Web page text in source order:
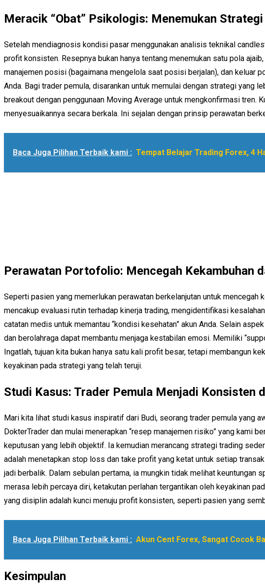
Meracik “Obat” Psikologis: Menemukan
Setelah mendiagnosis kondisi pasar menggunakan analisis teknikal
profit konsisten. Resepnya bukan hanya tentang menemukan satu pola
manajemen posisi (bagaimana mengelola saat posisi berjalan), dan keluar
Anda. Bagi trader pemula, disarankan untuk memulai dengan strategi yang
breakout dengan penggunaan Moving Average untuk mengkonfirmasi
menyesuaikannya secara berkala. Ini sejalan dengan prinsip perawatan
Baca Juga Pilihan Terbaik kami : Tempat Belajar Trading Forex, 4
Perawatan Portofolio: Mencegah Kekambuhan
Seperti pasien yang memerlukan perawatan berkelanjutan untuk
mencakup evaluasi rutin terhadap kinerja trading, mengidentifikasi
catatan medis untuk memantau “kondisi kesehatan” akun Anda. Selain
dan berolahraga dapat membantu menjaga kestabilan emosi. Memiliki
Ingatlah, tujuan kita bukan hanya satu kali profit besar, tetapi membangun
keyakinan pada strategi yang telah teruji.
Studi Kasus: Trader Pemula Menjadi Konsisten
Mari kita lihat studi kasus inspiratif dari Budi, seorang trader pemula yang
DokterTrader dan mulai menerapkan “resep manajemen risiko” yang kami
keputusan yang lebih objektif. Ia kemudian merancang strategi trading
adalah menetapkan stop loss dan take profit yang ketat untuk setiap
jadi berbalik. Dalam sebulan pertama, ia mungkin tidak melihat
merasa lebih percaya diri, ketakutan perlahan tergantikan oleh keyakinan
yang disiplin adalah kunci menuju profit konsisten, seperti pasien yang
Baca Juga Pilihan Terbaik kami : Akun Cent Forex, Sangat Cocok
Kesimpulan